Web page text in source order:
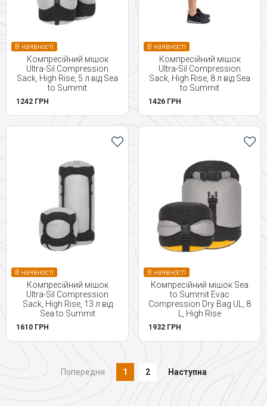
В наявності
Компресійний мішок
Ultra-Sil Compression
Sack, High Rise, 5 л від Sea
to Summit
1242 ГРН
В наявності
Компресійний мішок
Ultra-Sil Compression
Sack, High Rise, 8 л від Sea
to Summit
1426 ГРН
В наявності
Компресійний мішок
Ultra-Sil Compression
Sack, High Rise, 13 л від
Sea to Summit
1610 ГРН
В наявності
Компресійний мішок Sea
to Summit Evac
Compression Dry Bag UL, 8
L, High Rise
1932 ГРН
Попередня 1 2 Наступна